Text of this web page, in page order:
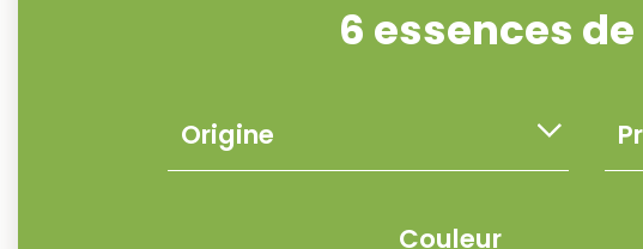
6 essences de